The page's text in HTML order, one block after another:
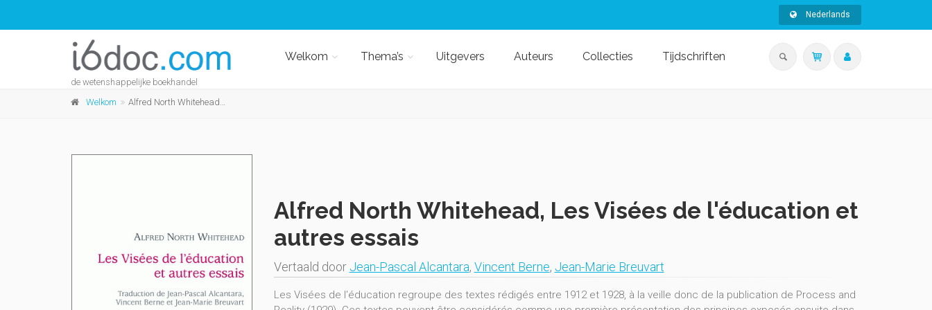
Nederlands
de wetenshappelijke boekhandel
Welkom Thema’s Uitgevers Auteurs Collecties Tijdschriften
Welkom Alfred North Whitehead, Les Visées de l'éducation et autres essais
Alfred North Whitehead, Les Visées de l'éducation et
autres essais
Vertaald door Jean-Pascal Alcantara, Vincent Berne, Jean-Marie Breuvart
Les Visées de l'éducation regroupe des textes rédigés entre 1912 et 1928, à la veille donc de la publication de Process and